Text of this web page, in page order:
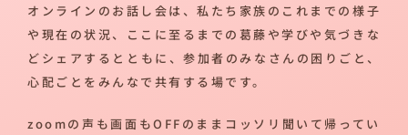
オンラインのお話し会は、私たち家族のこれまでの様子
や現在の状況、ここに至るまでの葛藤や学びや気づきな
どシェアするとともに、参加者のみなさんの困りごと、
心配ごとをみんなで共有する場です。
zoomの声も画面もOFFのままコッソリ聞いて帰ってい